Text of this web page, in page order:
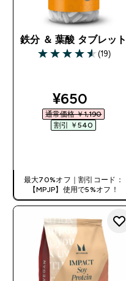
鉄分 ＆ 葉酸 タブレット
4.58 out of 5 stars
(19)
discounted
¥650‎
通常価格 ￥1,190‎
割引 ￥540‎
最大70%オフ｜割引コード：
【MPJP】使用で5%オフ！